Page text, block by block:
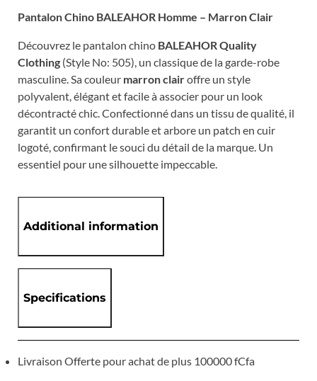
Pantalon Chino BALEAHOR Homme – Marron Clair
Découvrez le pantalon chino BALEAHOR Quality
Clothing (Style No: 505), un classique de la garde-robe
masculine. Sa couleur marron clairoffre un style
polyvalent, élégant et facile à associer pour un look
décontracté chic. Confectionné dans un tissu de qualité, il
garantit un confort durable et arbore un patch en cuir
logoté, confirmant le souci du détail de la marque. Un
essentiel pour une silhouette impeccable.
Additional information
Specifications
Livraison Offerte pour achat de plus 100000 fCfa